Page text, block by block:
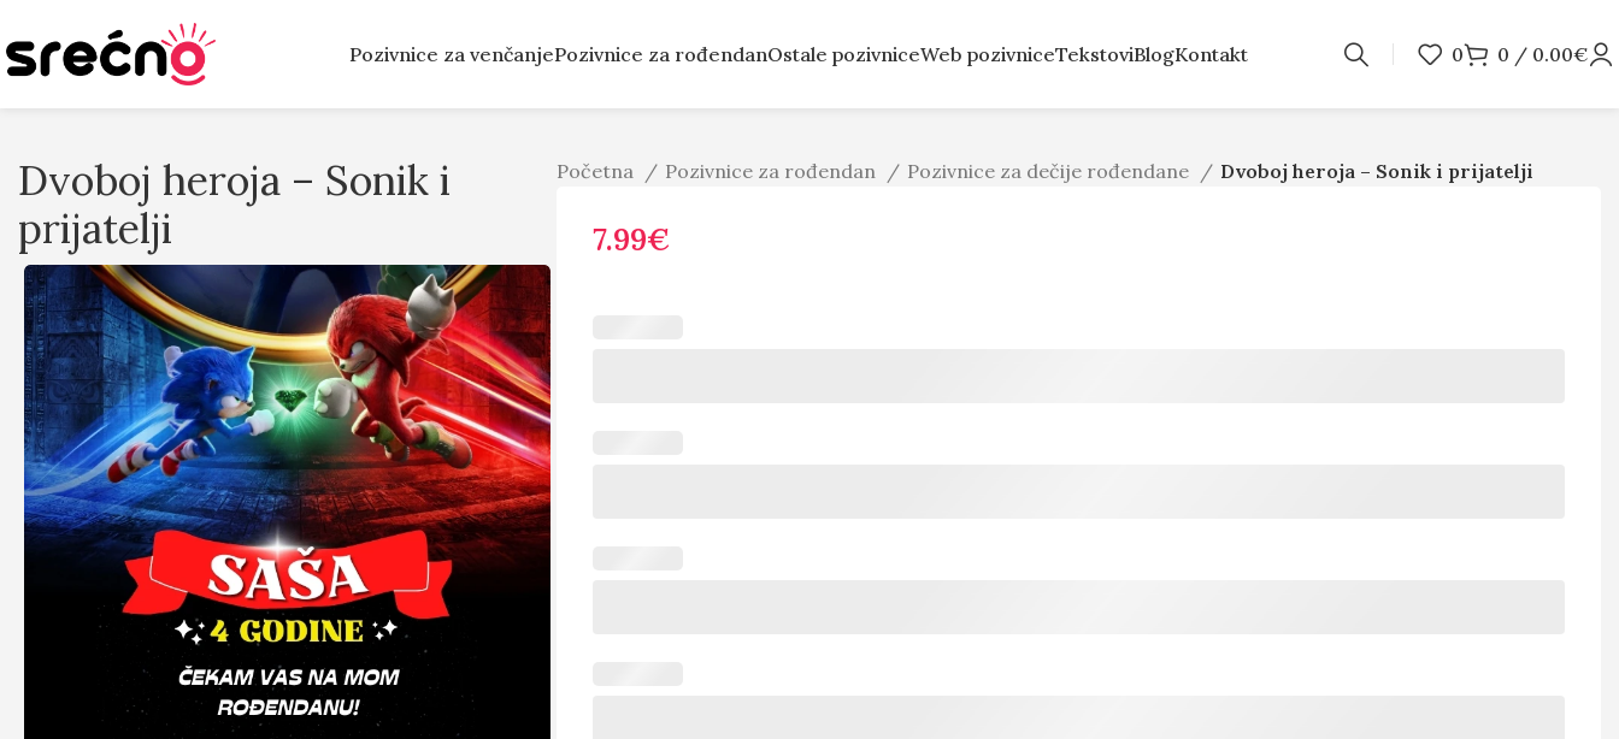
Pozivnice za venčanjePozivnice za rođendanOstale pozivniceWeb pozivniceTekstoviBlogKontakt 0 0 / 0.00€
Dvoboj heroja – Sonik i
prijatelji
Početna Pozivnice za rođendan Pozivnice za dečije rođendane Dvoboj heroja – Sonik i prijatelji
7.99€